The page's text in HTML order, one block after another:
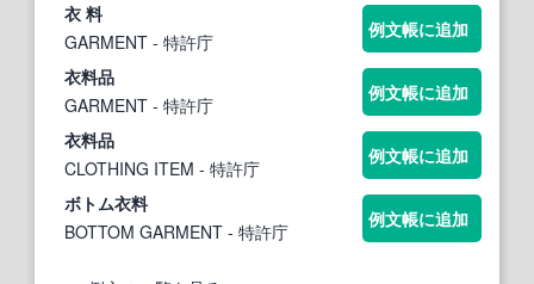
衣 料
GARMENT - 特許庁
例文帳に追加
衣料品
GARMENT - 特許庁
例文帳に追加
衣料品
CLOTHING ITEM - 特許庁
例文帳に追加
ボトム衣料
BOTTOM GARMENT - 特許庁
例文帳に追加